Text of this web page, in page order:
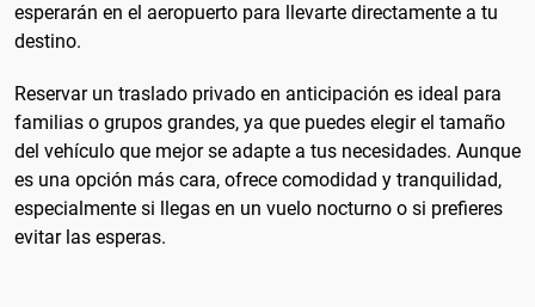
esperarán en el aeropuerto para llevarte directamente a tu
destino.
Reservar un traslado privado en anticipación es ideal para
familias o grupos grandes, ya que puedes elegir el tamaño
del vehículo que mejor se adapte a tus necesidades. Aunque
es una opción más cara, ofrece comodidad y tranquilidad,
especialmente si llegas en un vuelo nocturno o si prefieres
evitar las esperas.